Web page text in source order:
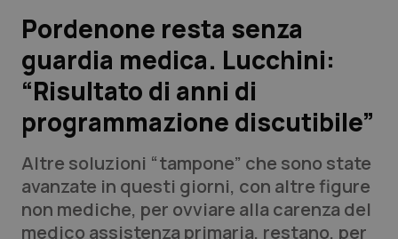
Lavoro e Professioni
Scienza e Farmaci
Studi e Analisi
Lettere al direttore
Edizioni Regionali
Pordenone resta senza
guardia medica. Lucchini:
“Risultato di anni di
programmazione discutibile”
Altre soluzioni “tampone” che sono state
avanzate in questi giorni, con altre figure
non mediche, per ovviare alla carenza del
medico assistenza primaria, restano, per